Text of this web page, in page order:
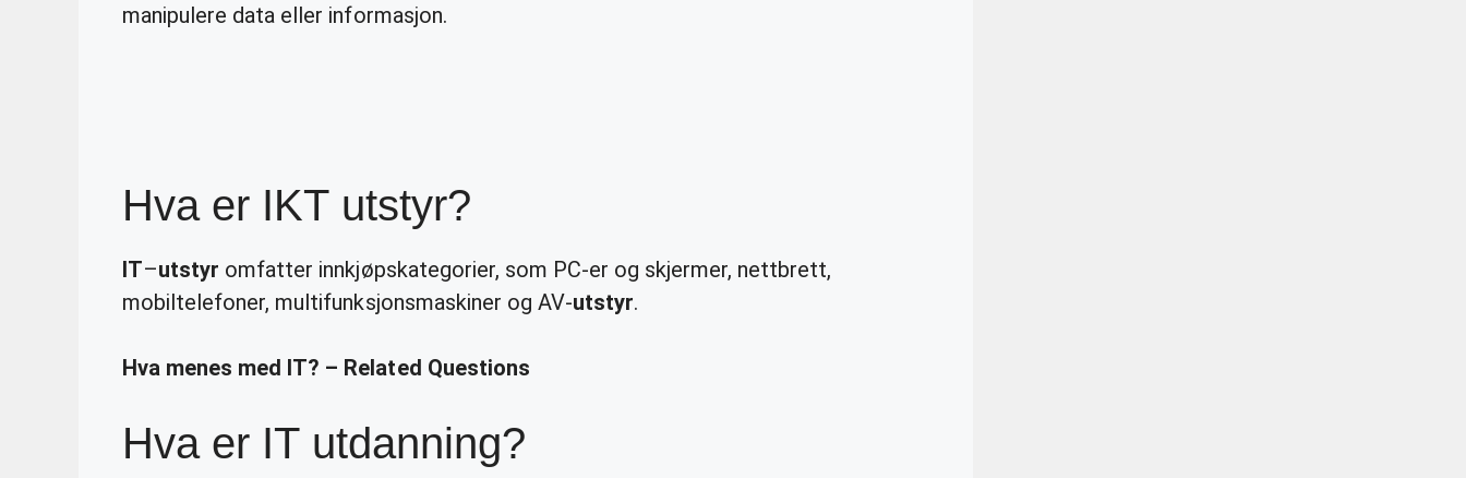
manipulere data eller informasjon.
Hva er IKT utstyr?
IT–utstyr omfatter innkjøpskategorier, som PC-er og skjermer, nettbrett,
mobiltelefoner, multifunksjonsmaskiner og AV-utstyr.
Hva menes med IT? – Related Questions
Hva er IT utdanning?